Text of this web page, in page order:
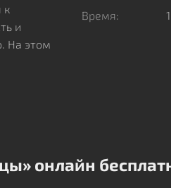
к
и
На этом
Время:
онлайн